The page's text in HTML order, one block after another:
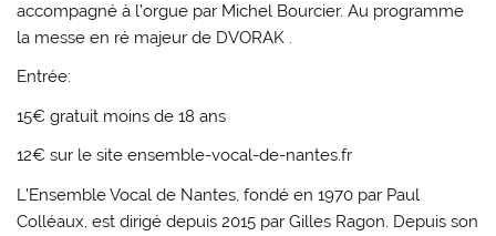
accompagné à l’orgue par Michel Bourcier. Au programme
la messe en ré majeur de DVORAK .
Entrée:
15€ gratuit moins de 18 ans
12€ sur le site ensemble-vocal-de-nantes.fr
L’Ensemble Vocal de Nantes, fondé en 1970 par Paul
Colléaux, est dirigé depuis 2015 par Gilles Ragon. Depuis son